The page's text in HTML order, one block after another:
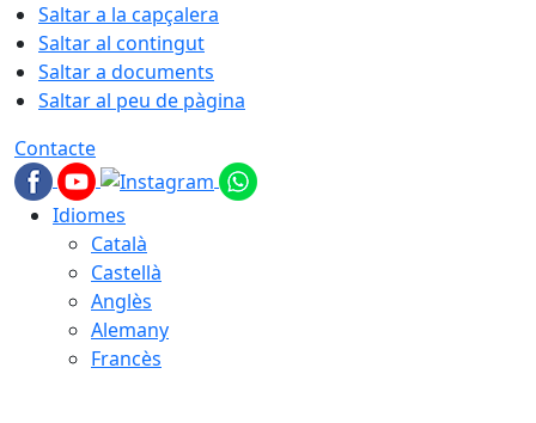
Saltar a la capçalera
Saltar al contingut
Saltar a documents
Saltar al peu de pàgina
Contacte
Idiomes
Català
Castellà
Anglès
Alemany
Francès